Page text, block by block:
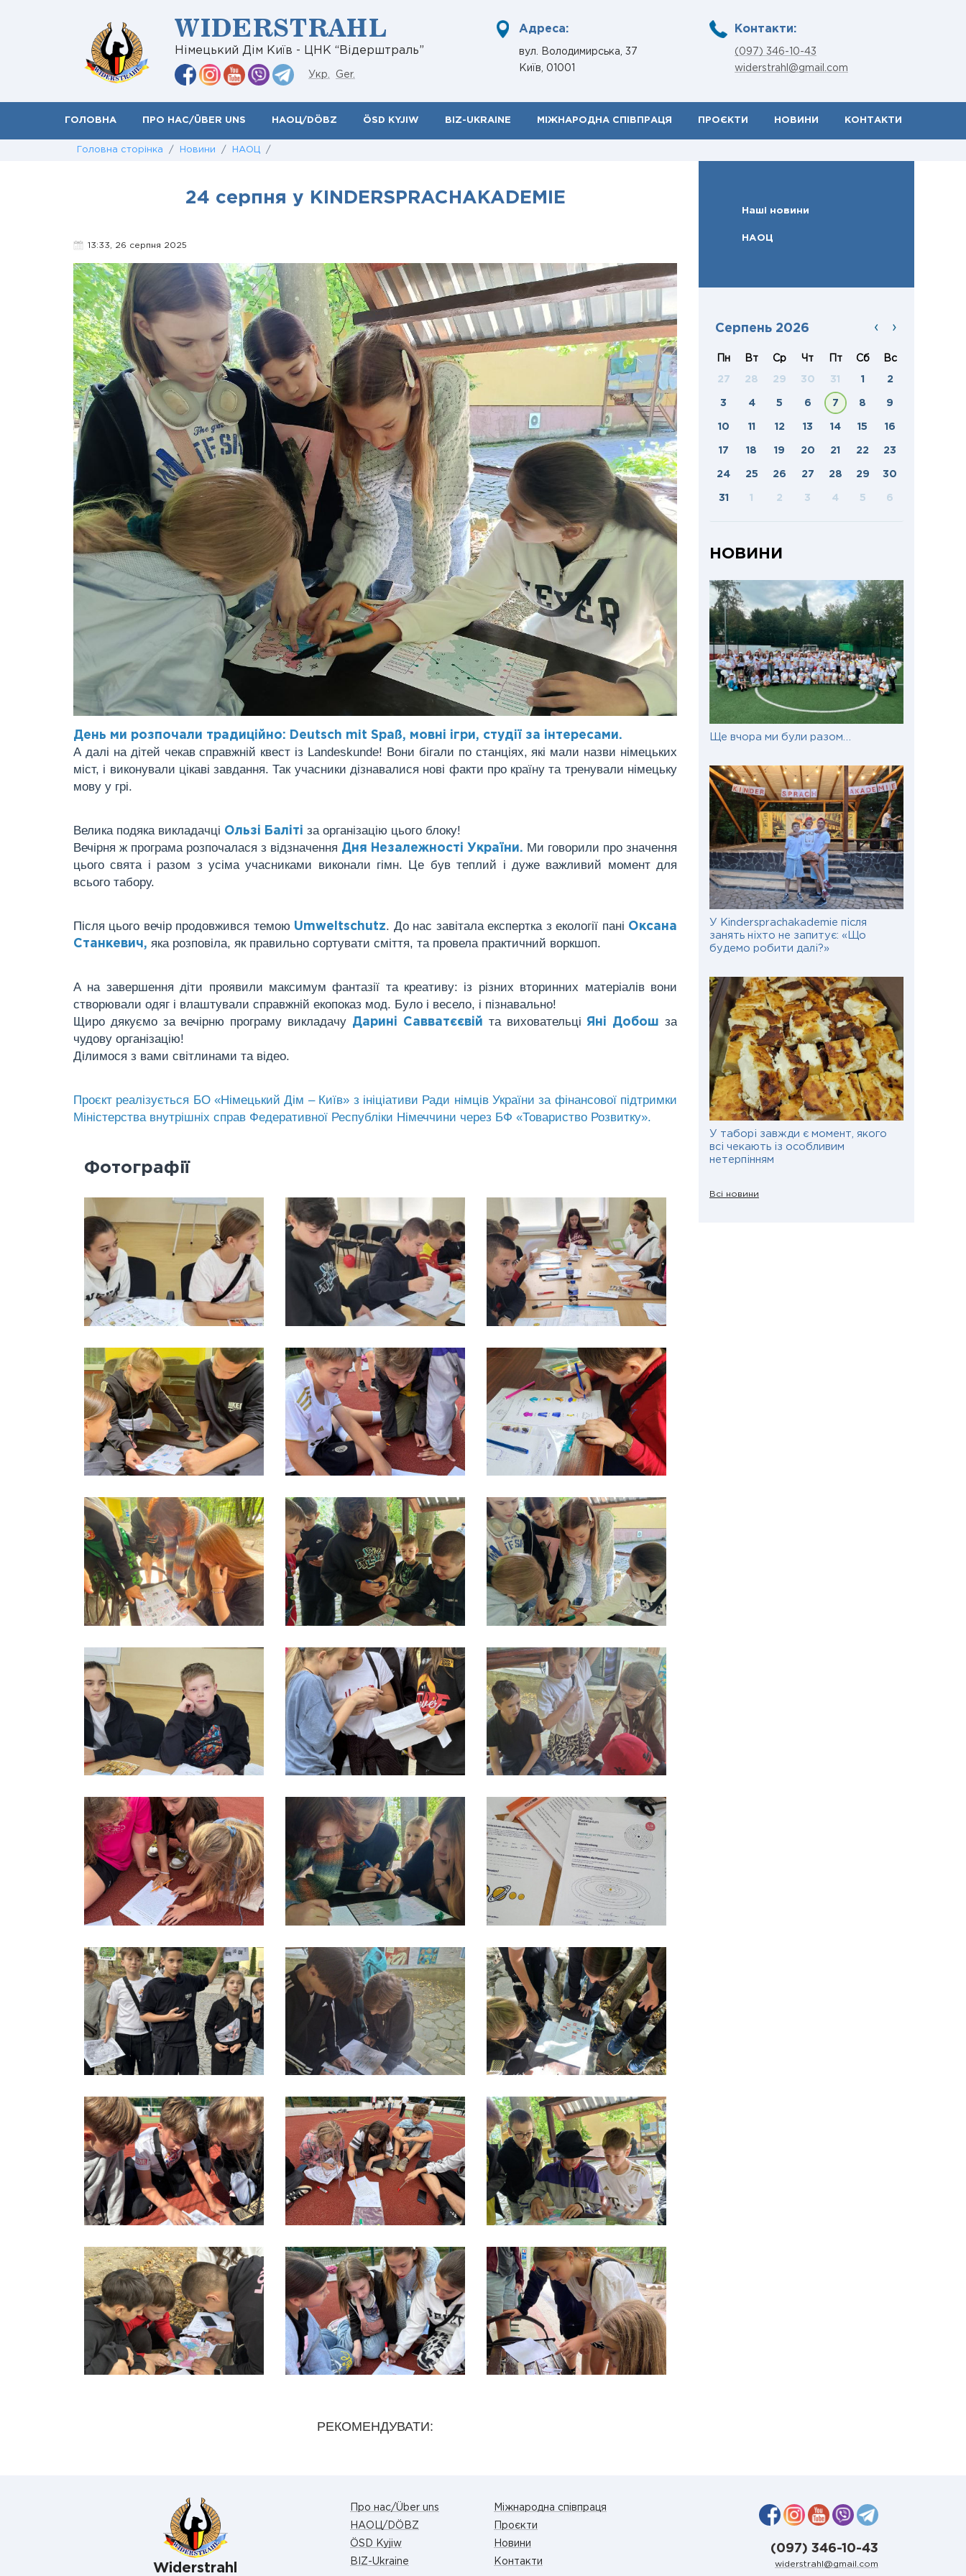
WIDERSTRAHL
Німецький Дім Київ - ЦНК “Відерштраль”
Укр. Ger.
Адреса:
вул. Володимирська, 37
Київ, 01001
Контакти:
(097) 346-10-43
widerstrahl@gmail.com
ГОЛОВНА ПРО НАС/ÜBER UNS НАОЦ/DÖBZ ÖSD KYJIW BIZ-UKRAINE МІЖНАРОДНА СПІВПРАЦЯ ПРОЄКТИ НОВИНИ КОНТАКТИ
Головна сторінка / Новини / НАОЦ /
Наші новини
НАОЦ
›
‹
Серпень 2026
Пн Вт Ср Чт Пт Сб Вс
27 28 29 30 31 1 2
3 4 5 6 7 8 9
10 11 12 13 14 15 16
17 18 19 20 21 22 23
24 25 26 27 28 29 30
31 1 2 3 4 5 6
НОВИНИ
Ще вчора ми були разом…
У Kindersprachakademie після
занять ніхто не запитує: «Що
будемо робити далі?»
У таборі завжди є момент, якого
всі чекають із особливим
нетерпінням
Всі новини
24 серпня у KINDERSPRACHAKADEMIE
13:33, 26 серпня 2025
День ми розпочали традиційно: Deutsch mit Spaß, мовні ігри, студії за інтересами.
А далі на дітей чекав справжній квест із Landeskunde! Вони бігали по станціях, які мали назви німецьких
міст, і виконували цікаві завдання. Так учасники дізнавалися нові факти про країну та тренували німецьку
мову у грі.
Велика подяка викладачці Ользі Баліті за організацію цього блоку!
Вечірня ж програма розпочалася з відзначення Дня Незалежності України. Ми говорили про значення
цього свята і разом з усіма учасниками виконали гімн. Це був теплий і дуже важливий момент для
всього табору.
Після цього вечір продовжився темою Umweltschutz. До нас завітала експертка з екології пані Оксана
Станкевич, яка розповіла, як правильно сортувати сміття, та провела практичний воркшоп.
А на завершення діти проявили максимум фантазії та креативу: із різних вторинних матеріалів вони
створювали одяг і влаштували справжній екопоказ мод. Було і весело, і пізнавально!
Щиро дякуємо за вечірню програму викладачу Дарині Савватєєвій та виховательці Яні Добошза
чудову організацію!
Ділимося з вами світлинами та відео.
Проєкт реалізується БО «Німецький Дім – Київ» з ініціативи Ради німців України за фінансової підтримки
Міністерства внутрішніх справ Федеративної Республіки Німеччини через БФ «Товариство Розвитку».
Фотографії
РЕКОМЕНДУВАТИ:
Widerstrahl
Про нас/Über uns
НАОЦ/DÖBZ
ÖSD Kyjiw
BIZ-Ukraine
Міжнародна співпраця
Проєкти
Новини
Контакти
(097) 346-10-43
widerstrahl@gmail.com